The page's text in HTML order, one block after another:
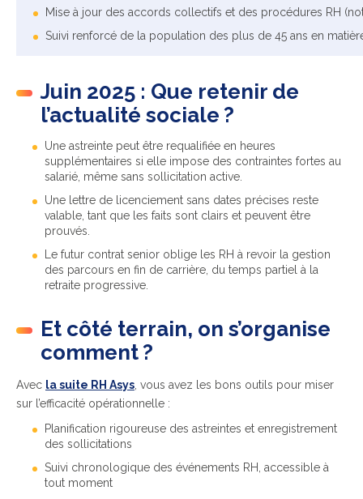
Mise à jour des accords collectifs et des procédures RH
Suivi renforcé de la population des plus de 45 ans en
Juin 2025 : Que retenir de
l’actualité sociale ?
Une astreinte peut être requalifiée en heures
supplémentaires si elle impose des contraintes fortes au
salarié, même sans sollicitation active.
Une lettre de licenciement sans dates précises reste
valable, tant que les faits sont clairs et peuvent être
prouvés.
Le futur contrat senior oblige les RH à revoir la gestion
des parcours en fin de carrière, du temps partiel à la
retraite progressive.
Et côté terrain, on s’organise
comment ?
Avec la suite RH Asys , vous avez les bons outils pour miser
sur l’efficacité opérationnelle :
Planification rigoureuse des astreintes et enregistrement
des sollicitations
Suivi chronologique des événements RH, accessible à
tout moment